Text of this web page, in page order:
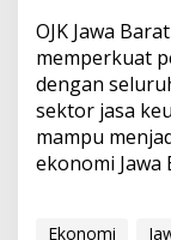
OJK Jawa
memperkuat
dengan
sektor jasa
mampu
ekonomi
Ekonomi